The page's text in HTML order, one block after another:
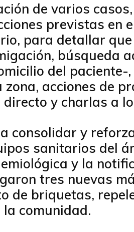
de varios
previstas en
para detallar
búsqueda
del paciente-
acciones de
y charlas a
consolidar y
sanitarios del
y la
tres nuevas
de briquetas,
comunidad.